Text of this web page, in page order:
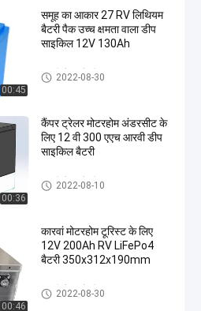
00:45
समूह का आकार 27 RV लिथियम
बैटरी पैक उच्च क्षमता वाला डीप
साइकिल 12V 130Ah
आरवी कैंपर बैटरी
2022-08-30
00:36
कैंपर ट्रेलर मोटरहोम अंडरसीट के
लिए 12 वी 300 एएच आरवी डीप
साइकिल बैटरी
आरवी कैंपर बैटरी
2022-08-10
00:46
कारवां मोटरहोम टूरिस्ट के लिए
12V 200Ah RV LiFePo4
बैटरी 350x312x190mm
आरवी कैंपर बैटरी
2022-08-30